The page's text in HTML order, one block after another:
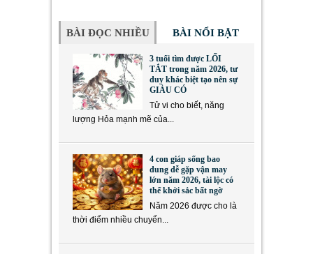
BÀI ĐỌC NHIỀU BÀI NỔI BẬT
3 tuổi tìm được LỐI
TẮT trong năm 2026, tư
duy khác biệt tạo nên sự
GIÀU CÓ
Tử vi cho biết, năng
lượng Hỏa mạnh mẽ của...
4 con giáp sống bao
dung dễ gặp vận may
lớn năm 2026, tài lộc có
thể khởi sắc bất ngờ
Năm 2026 được cho là
thời điểm nhiều chuyển...